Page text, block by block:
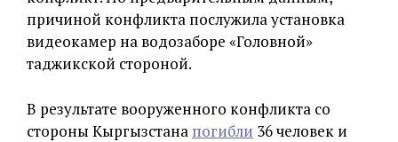
причиной конфликта послужила установка
видеокамер на водозаборе «Головной»
таджикской стороной.
В результате вооруженного конфликта со
стороны Кыргызстана погибли 36 человек и